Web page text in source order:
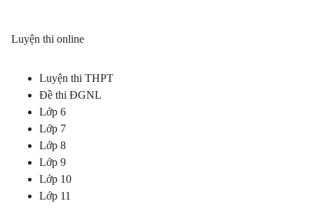
Luyện thi online
Luyện thi THPT
Đề thi ĐGNL
Lớp 6
Lớp 7
Lớp 8
Lớp 9
Lớp 10
Lớp 11